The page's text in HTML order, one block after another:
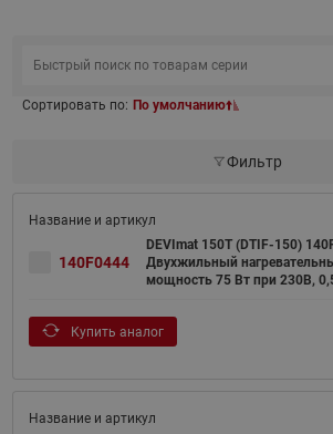
Сортировать по: По умолчанию
Фильтр
140F0444
DEVImat 150T (DTIF-150)
Двухжильный
мощность 75 Вт при 230В,
Купить аналог